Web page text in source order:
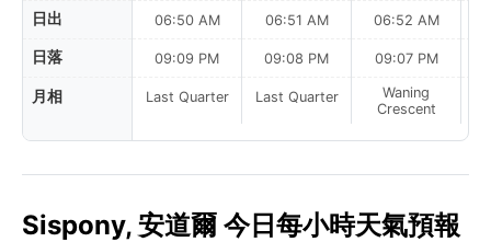
日出
日落
月相
06:50 AM
09:09 PM
Last Quarter
06:51 AM
09:08 PM
Last Quarter
06:52 AM
09:07 PM
Waning
Crescent
Sispony, 安道爾 今日每小時天氣預報